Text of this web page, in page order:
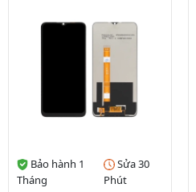
Bảo hành 1
Tháng
Sửa 30
Phút